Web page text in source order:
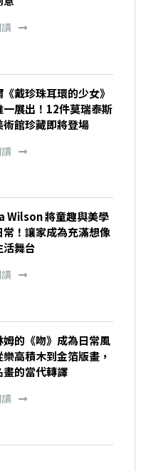
戴珍珠耳環的少女》
一展出！12件莫瑞泰斯
術館珍藏即將登場
Wilson 將童趣與美學
常！讓家成為充滿想像
活舞台
姆的《吻》成為日常風
高積木到金箔版畫，
畫的當代轉譯